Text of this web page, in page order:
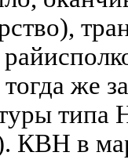
же
типа
КВН в